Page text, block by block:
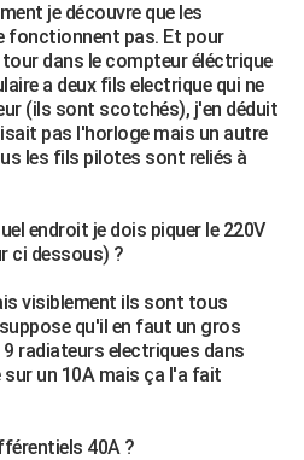
je découvre que les
fonctionnent pas. Et pour
dans le compteur éléctrique
a deux fils electrique qui ne
(ils sont scotchés), j'en déduit
pas l'horloge mais un autre
les fils pilotes sont reliés à
endroit je dois piquer le 220V
ci dessous) ?
visiblement ils sont tous
qu'il en faut un gros
radiateurs electriques dans
un 10A mais ça l'a fait
40A ?